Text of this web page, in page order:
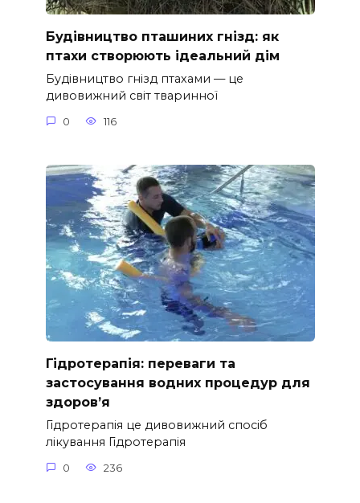
Будівництво пташиних гнізд: як
птахи створюють ідеальний дім
Будівництво гнізд птахами — це
дивовижний світ тваринної
0 116
Гідротерапія: переваги та
застосування водних процедур для
здоров’я
Гідротерапія це дивовижний спосіб
лікування Гідротерапія
0 236